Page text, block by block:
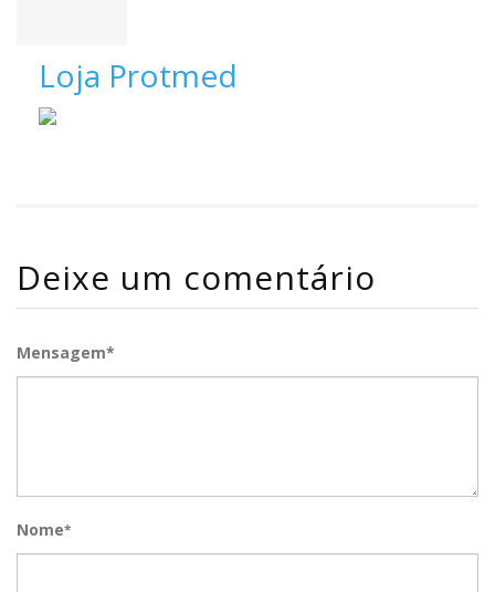
Loja Protmed
Deixe um comentário
Mensagem*
Nome*